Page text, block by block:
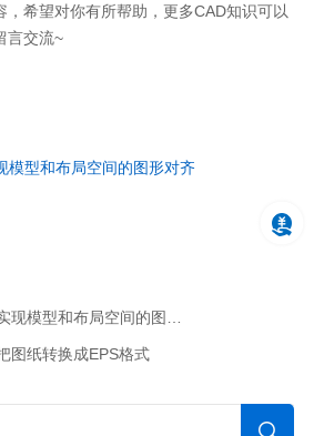
，希望对你有所帮助，更多CAD知识可以
言交流~
模型和布局空间的图形对齐
图纸转换成EPS格式